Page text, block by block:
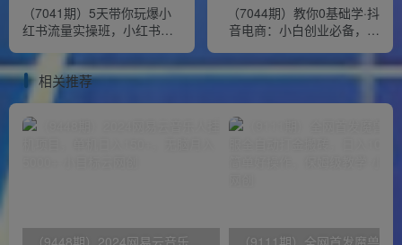
（7041期）5天带你玩爆小
红书流量实操班，小红书种
口
（7044期）教你0基础学·抖
音电商：小白创业必备，专
课）
相关推荐